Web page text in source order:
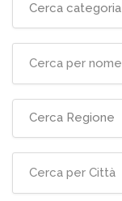
Cerca categoria
Cerca Regione